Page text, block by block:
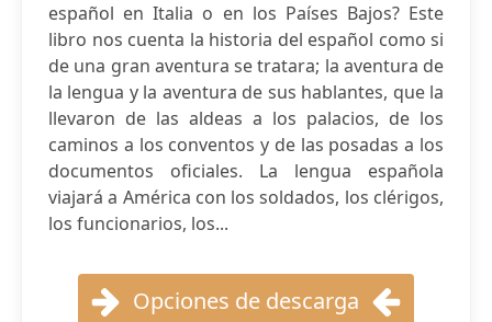
español en Italia o en los Países Bajos? Este
libro nos cuenta la historia del español como si
de una gran aventura se tratara; la aventura de
la lengua y la aventura de sus hablantes, que la
llevaron de las aldeas a los palacios, de los
caminos a los conventos y de las posadas a los
documentos oficiales. La lengua española
viajará a América con los soldados, los clérigos,
los funcionarios, los...
Opciones de descarga